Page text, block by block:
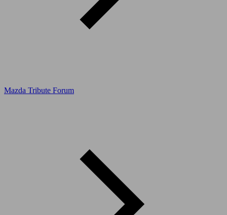
Mazda Tribute Forum